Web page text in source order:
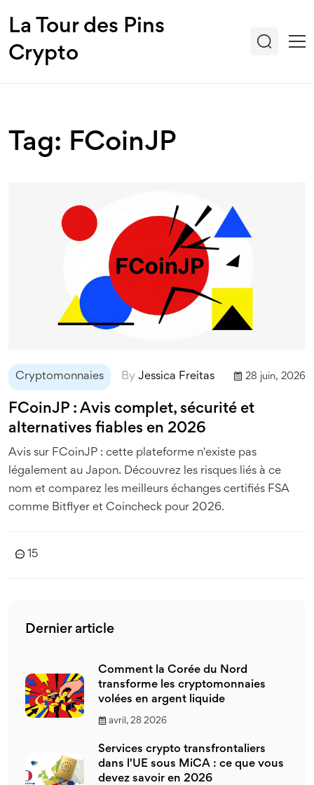
La Tour des Pins
Crypto
Tag: FCoinJP
Cryptomonnaies By Jessica Freitas 28 juin, 2026
FCoinJP : Avis complet, sécurité et
alternatives fiables en 2026
Avis sur FCoinJP : cette plateforme n'existe pas
légalement au Japon. Découvrez les risques liés à ce
nom et comparez les meilleurs échanges certifiés FSA
comme Bitflyer et Coincheck pour 2026.
15
Dernier article
Comment la Corée du Nord
transforme les cryptomonnaies
volées en argent liquide
avril, 28 2026
Services crypto transfrontaliers
dans l'UE sous MiCA : ce que vous
devez savoir en 2026